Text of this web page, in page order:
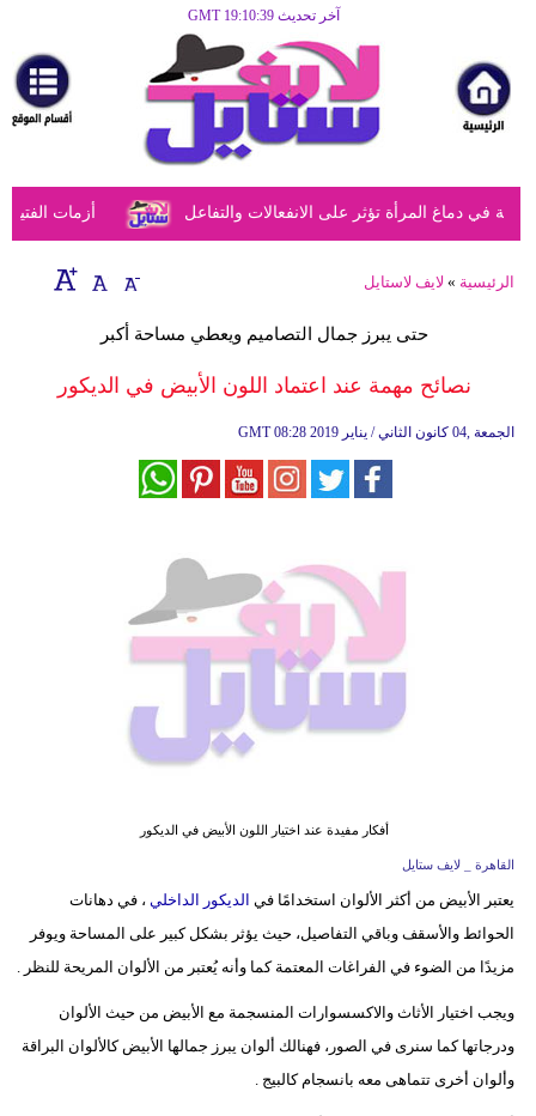
آخر تحديث GMT 19:10:39
مرأة
أزياء
أزياء
إسلاميةأزمات دماغ المرأة تؤثر على الانفعالات والتفاعل
الرئيسية » لايف لاستايل
حتى يبرز جمال التصاميم ويعطي مساحة أكبر
نصائح مهمة عند اعتماد اللون الأبيض في الديكور
GMT 08:28 2019 الجمعة ,04 كانون الثاني / يناير
أفكار مفيدة عند اختيار اللون الأبيض في الديكور
القاهرة _ لايف ستايل
يعتبر الأبيض من أكثر الألوان استخدامًا في الديكور الداخلي ، في دهانات
الحوائط والأسقف وباقي التفاصيل، حيث يؤثر بشكل كبير على المساحة ويوفر
مزيدًا من الضوء في الفراغات المعتمة كما وأنه يُعتبر من الألوان المريحة للنظر .
ويجب اختيار الأثاث والاكسسوارات المنسجمة مع الأبيض من حيث الألوان
ودرجاتها كما سنرى في الصور، فهنالك ألوان يبرز جمالها الأبيض كالألوان البراقة
وألوان أخرى تتماهى معه بانسجام كالبيج .